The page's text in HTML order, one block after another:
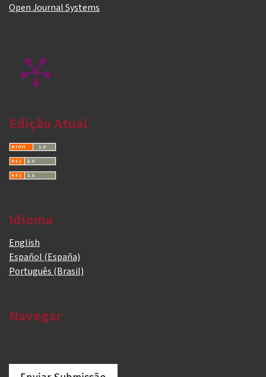
Open Journal Systems
Edição Atual
Idioma
English
Español (España)
Português (Brasil)
Navegar